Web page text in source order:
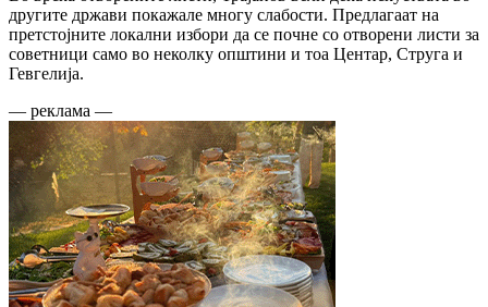
другите држави покажале многу слабости. Предлагаат на
претстојните локални избори да се почне со отворени листи за
советници само во неколку општини и тоа Центар, Струга и
Гевгелија.
— реклама —